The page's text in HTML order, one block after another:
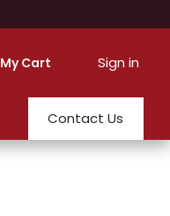
My Cart Sign in
Contact Us